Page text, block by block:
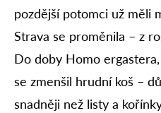
pozdější potomci už měli
Strava se proměnila – z
Do doby Homo
se zmenšil hrudní koš –
snadněji než listy a